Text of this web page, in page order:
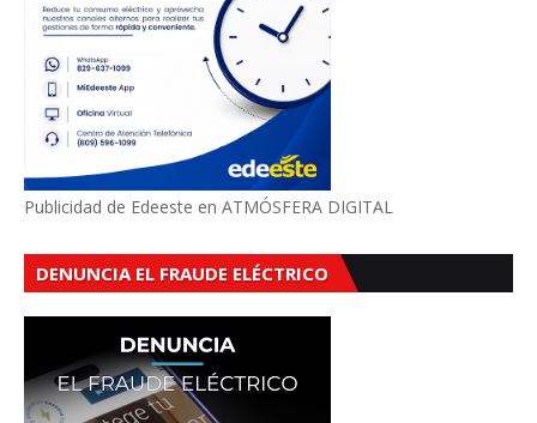
Publicidad de Edeeste en ATMÓSFERA DIGITAL
DENUNCIA EL FRAUDE ELÉCTRICO